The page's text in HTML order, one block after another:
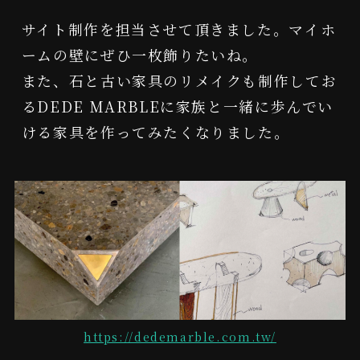
サイト制作を担当させて頂きました。マイホ
ームの壁にぜひ一枚飾りたいね。
また、石と古い家具のリメイクも制作してお
るDEDE MARBLEに家族と一緒に歩んでい
ける家具を作ってみたくなりました。
https://dedemarble.com.tw/